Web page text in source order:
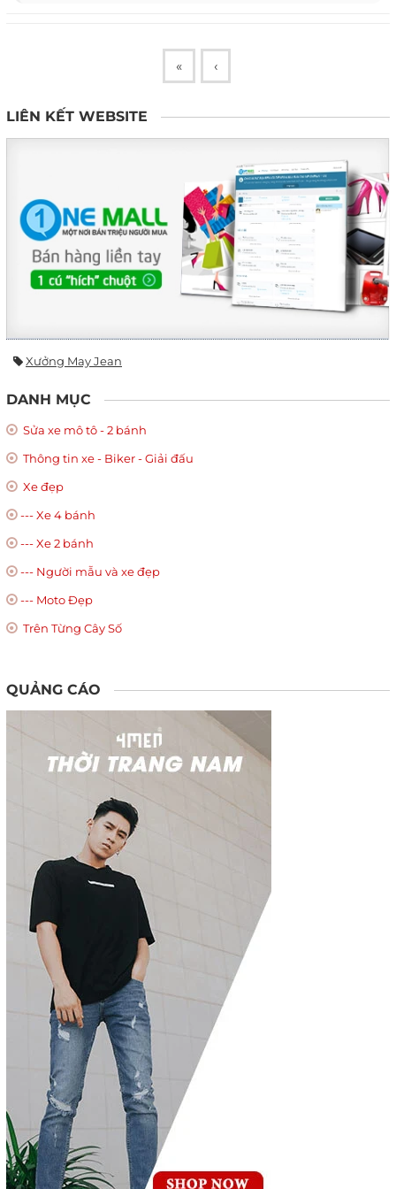
« ‹
LIÊN KẾT WEBSITE
Xưởng May Jean
DANH MỤC
Sửa xe mô tô - 2 bánh
Thông tin xe - Biker - Giải đấu
Xe đẹp
--- Xe 4 bánh
--- Xe 2 bánh
--- Người mẫu và xe đẹp
--- Moto Đẹp
Trên Từng Cây Số
QUẢNG CÁO